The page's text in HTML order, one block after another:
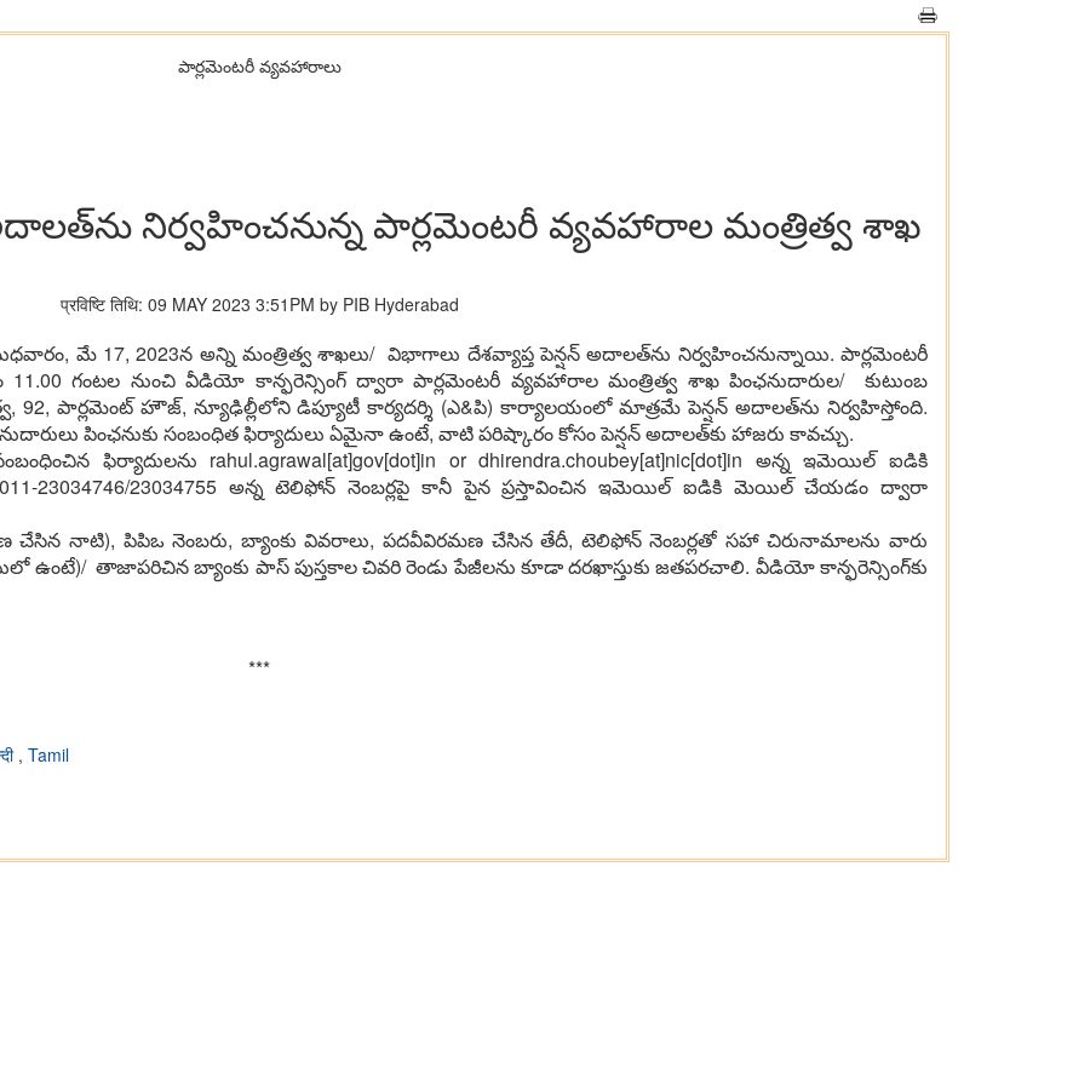
పార్లమెంటరీ వ్యవహారాలు
నిర్వ‌హించ‌నున్న పార్ల‌మెంట‌రీ వ్య‌వ‌హారాల మంత్రిత్వ శాఖ‌
प्रविष्टि तिथि: 09 MAY 2023 3:51PM by PIB Hyderabad
బుధ‌వారం, మే 17, 2023న అన్ని మంత్రిత్వ శాఖ‌లు/ విభాగాలు దేశ‌వ్యాప్త పెన్ష‌న్ అదాల‌త్‌ను నిర్వ‌హించనున్నాయి. పార్ల‌మెంట‌రీ
గంట‌ల నుంచి వీడియో కాన్ఫ‌రెన్సింగ్ ద్వారా పార్ల‌మెంట‌రీ వ్య‌వ‌హారాల మంత్రిత్వ శాఖ పింఛ‌నుదారుల‌/ కుటుంబ
92, పార్ల‌మెంట్ హౌజ్‌, న్యూఢిల్లీలోని డిప్యూటీ కార్య‌ద‌ర్శి (ఎ&పి) కార్యాల‌యంలో మాత్ర‌మే పెన్ష‌న్ అదాల‌త్‌ను నిర్వ‌హిస్తోంది.
పింఛ‌నుకు సంబంధిత ఫిర్యాదులు ఏమైనా ఉంటే, వాటి ప‌రిష్కారం కోసం పెన్ష‌న్ అదాల‌త్‌కు హాజ‌రు కావ‌చ్చు.
ఫిర్యాదుల‌ను rahul.agrawal[at]gov[dot]in or dhirendra.choubey[at]nic[dot]in అన్న ఇమెయిల్ ఐడికి
23034746/23034755 అన్న టెలిఫోన్ నెంబ‌ర్ల‌పై కానీ పైన ప్ర‌స్తావించిన ఇమెయిల్ ఐడికి మెయిల్ చేయ‌డం ద్వారా
నాటి), పిపిఒ నెంబ‌రు, బ్యాంకు వివ‌రాలు, ప‌ద‌వీవిర‌మ‌ణ చేసిన తేదీ, టెలిఫోన్ నెంబ‌ర్ల‌తో స‌హా చిరునామాల‌ను వారు
ఉంటే)/ తాజాప‌రిచిన బ్యాంకు పాస్ పుస్త‌కాల చివ‌రి రెండు పేజీల‌ను కూడా ద‌ర‌ఖాస్తుకు జ‌త‌ప‌ర‌చాలి. వీడియో కాన్ఫ‌రెన్సింగ్‌కు
***
, Tamil